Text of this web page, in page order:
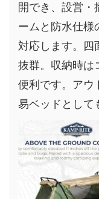
開でき、設営・
ームと防水仕様
対応します。四
抜群。収納時は
便利です。アウ
易ベッドとして